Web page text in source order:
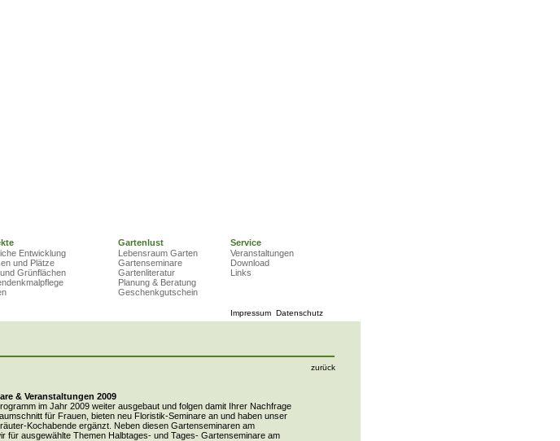
Gartenlust
Service
Entwicklung
und Plätze
Grünflächen
Lebensraum Garten
Gartenseminare
Gartenliteratur
Planung & Beratung
Geschenkgutschein
Veranstaltungen
Download
Links
Impressum Datenschutz
zurück
& Veranstaltungen 2009
im Jahr 2009 weiter ausgebaut und folgen damit Ihrer Nachfrage
für Frauen, bieten neu Floristik-Seminare an und haben unser
Kochabende ergänzt. Neben diesen Gartenseminaren am
für ausgewählte Themen Halbtages- und Tages- Gartenseminare am